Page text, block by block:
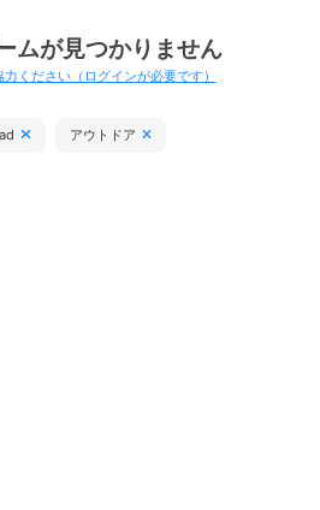
ムが見つかりません
ください（ログインが必要です）
アウトドア